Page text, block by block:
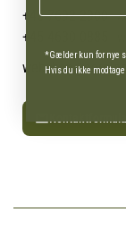
+45 7692 2900
+45 4630 0885
*Gælder kun for nye
Hvis du ikke